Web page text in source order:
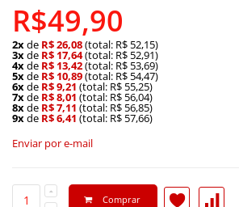
R$49,90
2xde R$ 26,08(total: R$ 52,15)
3xde R$ 17,64(total: R$ 52,91)
4xde R$ 13,42(total: R$ 53,69)
5xde R$ 10,89(total: R$ 54,47)
6xde R$ 9,21 (total: R$ 55,25)
7xde R$ 8,01 (total: R$ 56,04)
8xde R$ 7,11 (total: R$ 56,85)
9xde R$ 6,41 (total: R$ 57,66)
Enviar por e-mail
Comprar